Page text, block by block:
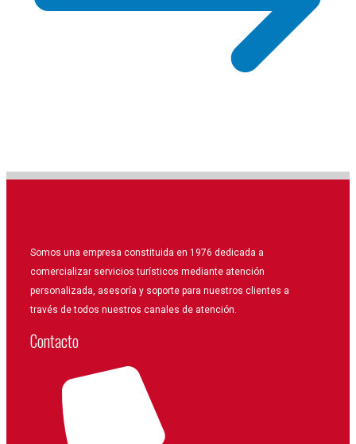
Somos una empresa constituida en 1976 dedicada a
comercializar servicios turísticos mediante atención
personalizada, asesoría y soporte para nuestros clientes a
través de todos nuestros canales de atención.
Contacto